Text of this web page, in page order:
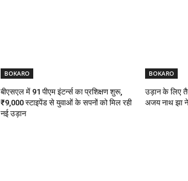
BOKARO
बीएसएल में 91 पीएम इंटर्न्स का प्रशिक्षण शुरू,
₹9,000 स्टाइपेंड से युवाओं के सपनों को मिल रही
नई उड़ान
BOKARO
उड़ान के लिए
अजय नाथ झा ने